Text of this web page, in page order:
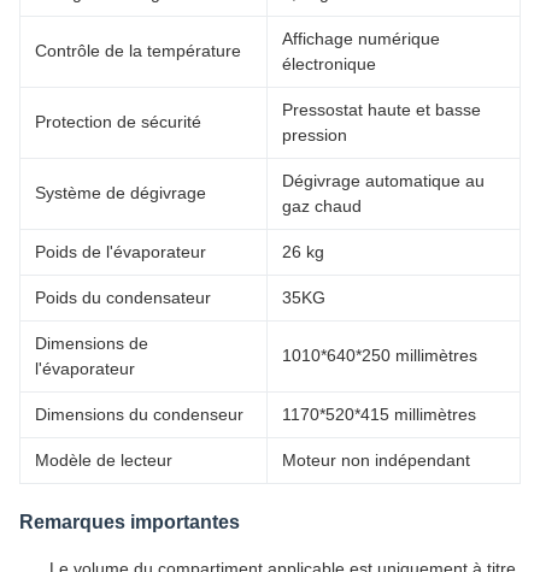
Contrôle de la température
Affichage numérique
électronique
Protection de sécurité
Pressostat haute et basse
pression
Système de dégivrage
Dégivrage automatique au
gaz chaud
Poids de l'évaporateur 26 kg
Poids du condensateur 35KG
Dimensions de
l'évaporateur
1010*640*250 millimètres
Dimensions du condenseur 1170*520*415 millimètres
Modèle de lecteur Moteur non indépendant
Remarques importantes